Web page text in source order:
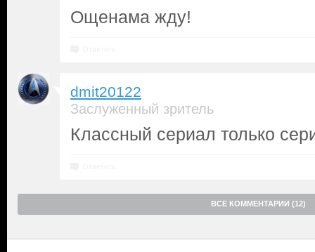
Ощенама жду!
dmit20122
Заслуженный зритель
Классный сериал только
ВСЕ КОММЕНТАРИИ (12)